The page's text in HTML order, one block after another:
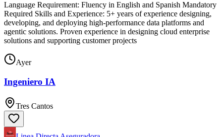
Language Requirement: Fluency in English and Spanish Mandatory
Required Skills and Experience: 5+ years of experience designing,
developing, and deploying high-performance data platforms and
agentic solutions. Proven experience in designing cloud enterprise
solutions and supporting customer projects
Ayer
Ingeniero IA
Tres Cantos